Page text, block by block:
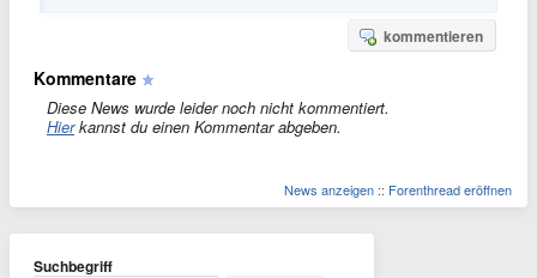
kommentieren
Kommentare
Diese News wurde leider noch nicht kommentiert.
Hierkannst du einen Kommentar abgeben.
News anzeigen :: Forenthread eröffnen
Suchbegriff